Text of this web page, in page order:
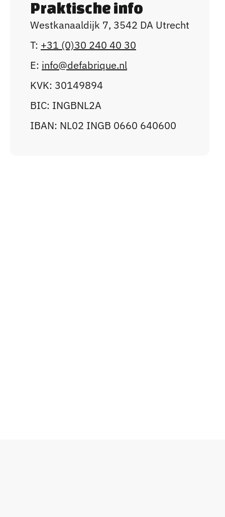
parkeerplaats vooraan.
Praktische info
Westkanaaldijk 7, 3542 DA Utrecht
T: +31 (0)30 240 40 30
E: info@defabrique.nl
KVK: 30149894
BIC: INGBNL2A
IBAN: NL02 INGB 0660 640600